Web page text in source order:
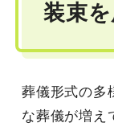
装束
葬儀形式の多
な葬儀が増え